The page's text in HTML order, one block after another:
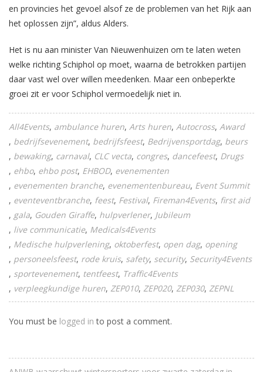
en provincies het gevoel alsof ze de problemen van het Rijk aan
het oplossen zijn”, aldus Alders.
Het is nu aan minister Van Nieuwenhuizen om te laten weten
welke richting Schiphol op moet, waarna de betrokken partijen
daar vast wel over willen meedenken. Maar een onbeperkte
groei zit er voor Schiphol vermoedelijk niet in.
All4Events ambulance huren Arts huren Autocross Award
bedrijfsevenement bedrijfsfeest Bedrijvensportdag beurs
bewaking carnaval CLC vecta congres dancefeest Drugs
ehbo ehbo post EHBOD evenementen
evenementen branche evenementenbureau Event Summit
eventeventbranche feest Festival Fireman4Events first aid
gala Gouden Giraffe hulpverlener Jubileum
live communicatie Medicals4Events
Medische hulpverlening oktoberfest open dag opening
personeelsfeest rode kruis safety security Security4Events
sportevenement tentfeest Traffic4Events
verpleegkundige huren ZEP010 ZEP020 ZEP030 ZEPNL
You must be logged in to post a comment.